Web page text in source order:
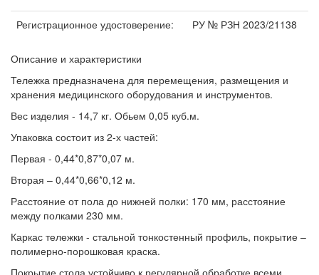
Регистрационное удостоверение: РУ № РЗН 2023/21138
Описание и характеристики
Тележка предназначена для перемещения, размещения и
хранения медицинского оборудования и инструментов.
Вес изделия - 14,7 кг. Обьем 0,05 куб.м.
Упаковка состоит из 2-х частей:
Первая - 0,44*0,87*0,07 м.
Вторая – 0,44*0,66*0,12 м.
Расстояние от пола до нижней полки: 170 мм, расстояние
между полками 230 мм.
Каркас тележки - стальной тонкостенный профиль, покрытие –
полимерно-порошковая краска.
Покрытие стола устойчиво к регулярной обработке всеми